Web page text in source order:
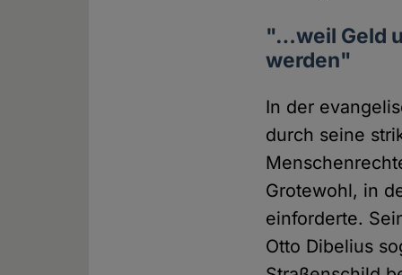
"…weil Geld
werden"
In der
durch seine
Grotewohl, in
einforderte.
Otto Dibelius